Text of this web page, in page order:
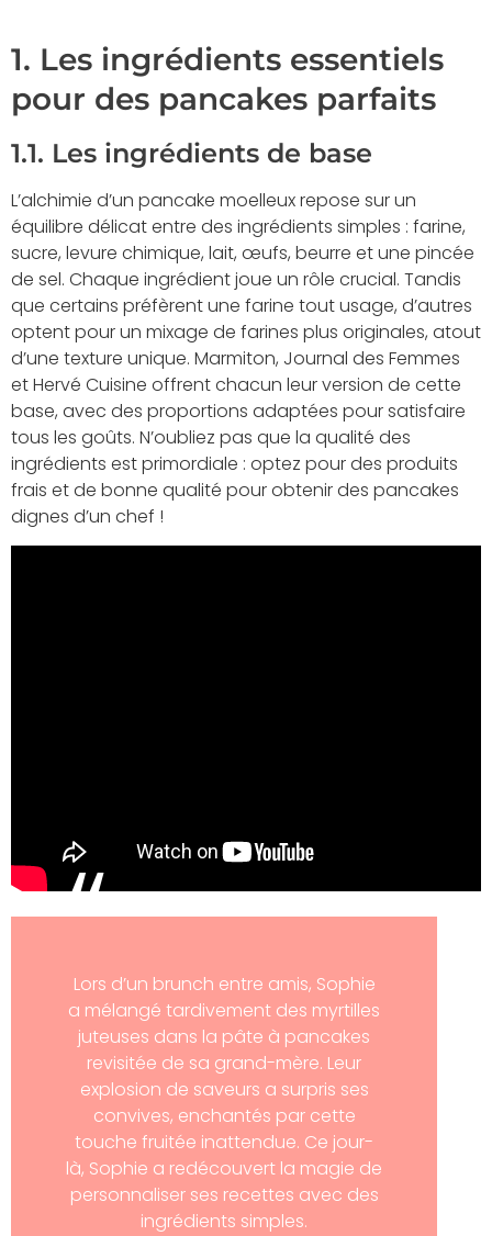
1. Les ingrédients essentiels
pour des pancakes parfaits
1.1. Les ingrédients de base
L’alchimie d’un pancake moelleux repose sur un
équilibre délicat entre des ingrédients simples : farine,
sucre, levure chimique, lait, œufs, beurre et une pincée
de sel. Chaque ingrédient joue un rôle crucial. Tandis
que certains préfèrent une farine tout usage, d’autres
optent pour un mixage de farines plus originales, atout
d’une texture unique. Marmiton, Journal des Femmes
et Hervé Cuisine offrent chacun leur version de cette
base, avec des proportions adaptées pour satisfaire
tous les goûts. N’oubliez pas que la qualité des
ingrédients est primordiale : optez pour des produits
frais et de bonne qualité pour obtenir des pancakes
dignes d’un chef !
Lors d’un brunch entre amis, Sophie
a mélangé tardivement des myrtilles
juteuses dans la pâte à pancakes
revisitée de sa grand-mère. Leur
explosion de saveurs a surpris ses
convives, enchantés par cette
touche fruitée inattendue. Ce jour-
là, Sophie a redécouvert la magie de
personnaliser ses recettes avec des
ingrédients simples.